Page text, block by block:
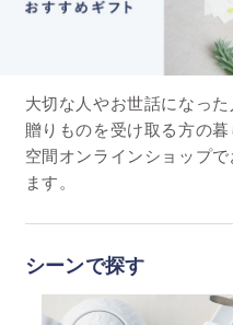
大切な人やお世話になっ
贈りものを受け取る方の
空間オンラインショップ
ます。
シーンで探す